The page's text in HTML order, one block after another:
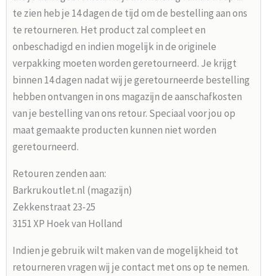
te zien heb je 14 dagen de tijd om de bestelling aan ons
te retourneren. Het product zal compleet en
onbeschadigd en indien mogelijk in de originele
verpakking moeten worden geretourneerd. Je krijgt
binnen 14 dagen nadat wij je geretourneerde bestelling
hebben ontvangen in ons magazijn de aanschafkosten
van je bestelling van ons retour. Speciaal voor jou op
maat gemaakte producten kunnen niet worden
geretourneerd.
Retouren zenden aan:
Barkrukoutlet.nl (magazijn)
Zekkenstraat 23-25
3151 XP Hoek van Holland
Indien je gebruik wilt maken van de mogelijkheid tot
retourneren vragen wij je contact met ons op te nemen.